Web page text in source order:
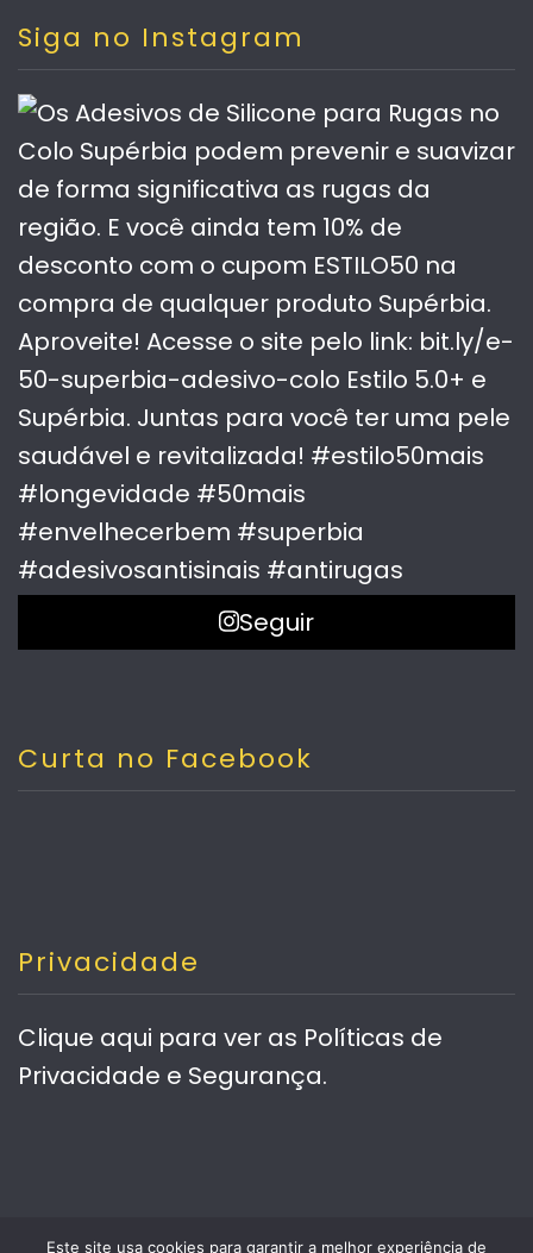
Siga no Instagram
Seguir
Curta no Facebook
Privacidade
Clique aqui para ver as Políticas de
Privacidade e Segurança.
Este site usa cookies para garantir a melhor experiência de